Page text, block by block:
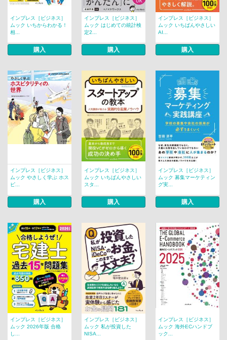
インプレス［ビジネス］
ムック いちからわかる！
相...
購入
インプレス［ビジネス］
ムック はじめての統計検
定2...
購入
インプレス［ビジネス］
ムック いちばんやさしい
AI...
購入
インプレス［ビジネス］
ムック やさしく学ぶ ホス
ピ...
購入
インプレス［ビジネス］
ムック いちばんやさしい
スタ...
購入
インプレス［ビジネス］
ムック 募集マーケティン
グ実...
購入
インプレス［ビジネス］
ムック 2026年版 合格
し...
インプレス［ビジネス］
ムック 私が投資した
NISA...
インプレス［ビジネス］
ムック 海外ECハンドブ
ック...